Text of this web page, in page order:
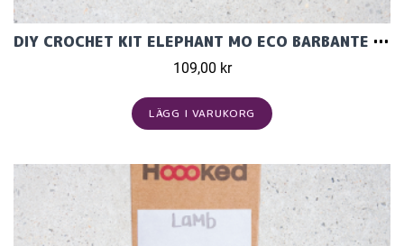
DIY CROCHET KIT ELEPHANT MO ECO BARBANTE TAUPE
109,00 kr
LÄGG I VARUKORG